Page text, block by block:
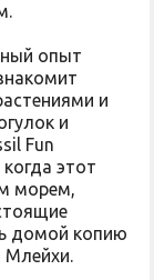
опыт
и
и
Fun
этот
морем,
домой копию
Млейхи.